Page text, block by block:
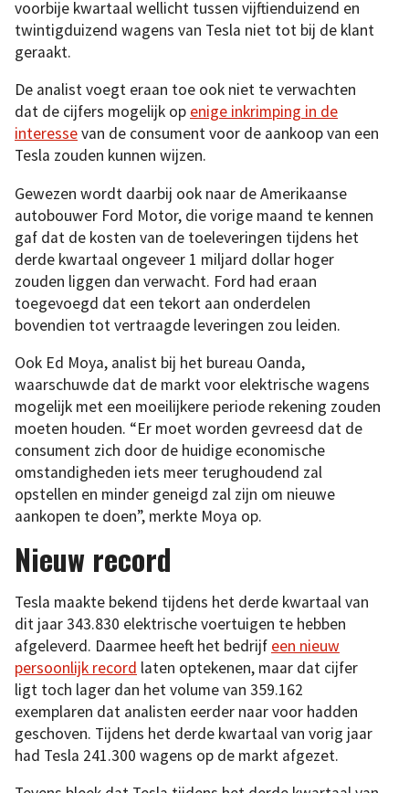
voorbije kwartaal wellicht tussen vijftienduizend en
twintigduizend wagens van Tesla niet tot bij de klant
geraakt.
De analist voegt eraan toe ook niet te verwachten
dat de cijfers mogelijk op enige inkrimping in de
interessevan de consument voor de aankoop van een
Tesla zouden kunnen wijzen.
Gewezen wordt daarbij ook naar de Amerikaanse
autobouwer Ford Motor, die vorige maand te kennen
gaf dat de kosten van de toeleveringen tijdens het
derde kwartaal ongeveer 1 miljard dollar hoger
zouden liggen dan verwacht. Ford had eraan
toegevoegd dat een tekort aan onderdelen
bovendien tot vertraagde leveringen zou leiden.
Ook Ed Moya, analist bij het bureau Oanda,
waarschuwde dat de markt voor elektrische wagens
mogelijk met een moeilijkere periode rekening zouden
moeten houden. “Er moet worden gevreesd dat de
consument zich door de huidige economische
omstandigheden iets meer terughoudend zal
opstellen en minder geneigd zal zijn om nieuwe
aankopen te doen”, merkte Moya op.
Nieuw record
Tesla maakte bekend tijdens het derde kwartaal van
dit jaar 343.830 elektrische voertuigen te hebben
afgeleverd. Daarmee heeft het bedrijf een nieuw
persoonlijk record laten optekenen, maar dat cijfer
ligt toch lager dan het volume van 359.162
exemplaren dat analisten eerder naar voor hadden
geschoven. Tijdens het derde kwartaal van vorig jaar
had Tesla 241.300 wagens op de markt afgezet.